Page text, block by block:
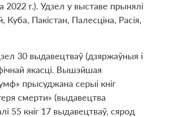
2022 г.). Удзел у выставе прынялі
Куба, Пакістан, Палесціна, Расія,
30 выдавецтваў (дзяржаўныя і
якасці. Вышэйшая
прысуджана серыі кніг
смерти» (выдавецтва
55 кніг 17 выдавецтваў, сярод